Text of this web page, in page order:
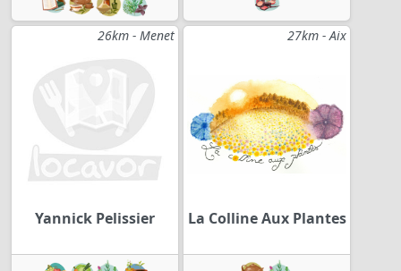
26km - Menet
Yannick Pelissier
27km - Aix
La Colline Aux Plantes